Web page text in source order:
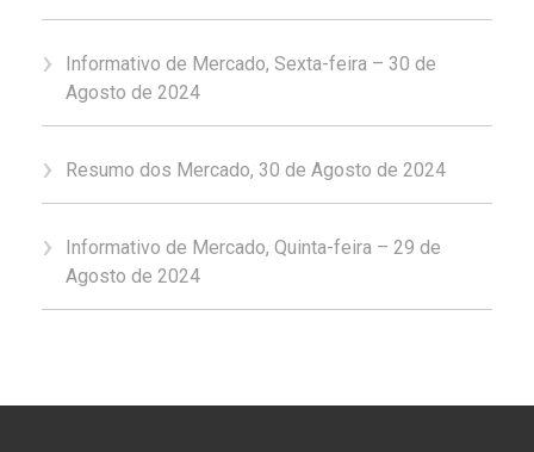
Informativo de Mercado, Sexta-feira – 30 de
Agosto de 2024
Resumo dos Mercado, 30 de Agosto de 2024
Informativo de Mercado, Quinta-feira – 29 de
Agosto de 2024